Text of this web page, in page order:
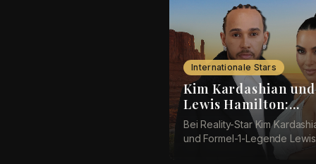
Internationale Stars
Kim Kardashian und
Lewis Hamilton:
Romantik in der
Bei Reality-Star Kim
und Formel-1-Legende Lewis
Hamilton (41) scheint es immer